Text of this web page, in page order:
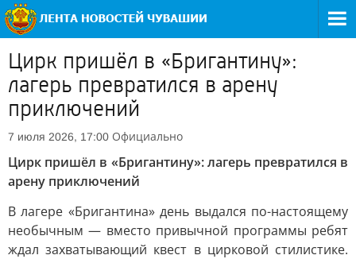
Цирк пришёл в «Бригантину»:
лагерь превратился в арену
приключений
7 июля 2026, 17:00 Официально
Цирк пришёл в «Бригантину»: лагерь превратился в
арену приключений
В лагере «Бригантина» день выдался по-настоящему
необычным — вместо привычной программы ребят
ждал захватывающий квест в цирковой стилистике.